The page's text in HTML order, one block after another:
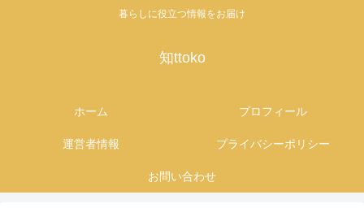
暮らしに役立つ情報をお届け
知ttoko
ホーム プロフィール
運営者情報 プライバシーポリシー
お問い合わせ